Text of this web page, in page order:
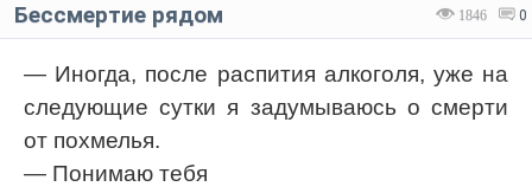
1846 0
Бессмертие рядом
— Иногда, после распития алкоголя, уже на
следующие сутки я задумываюсь о смерти
от похмелья.
— Понимаю тебя